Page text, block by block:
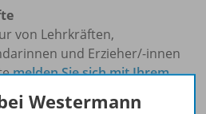
von Lehrkräften,
und Erzieher/-innen
melden Sie sich mit Ihrem
Westermann